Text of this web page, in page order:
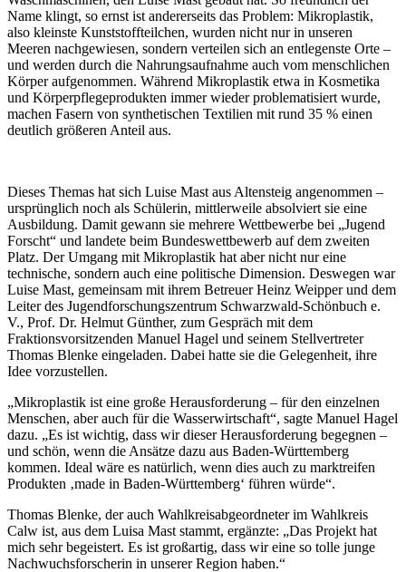
Name klingt, so ernst ist andererseits das Problem: Mikroplastik,
also kleinste Kunststoffteilchen, wurden nicht nur in unseren
Meeren nachgewiesen, sondern verteilen sich an entlegenste Orte –
und werden durch die Nahrungsaufnahme auch vom menschlichen
Körper aufgenommen. Während Mikroplastik etwa in Kosmetika
und Körperpflegeprodukten immer wieder problematisiert wurde,
machen Fasern von synthetischen Textilien mit rund 35 % einen
deutlich größeren Anteil aus.
Dieses Themas hat sich Luise Mast aus Altensteig angenommen –
ursprünglich noch als Schülerin, mittlerweile absolviert sie eine
Ausbildung. Damit gewann sie mehrere Wettbewerbe bei „Jugend
Forscht“ und landete beim Bundeswettbewerb auf dem zweiten
Platz. Der Umgang mit Mikroplastik hat aber nicht nur eine
technische, sondern auch eine politische Dimension. Deswegen war
Luise Mast, gemeinsam mit ihrem Betreuer Heinz Weipper und dem
Leiter des Jugendforschungszentrum Schwarzwald-Schönbuch e.
V., Prof. Dr. Helmut Günther, zum Gespräch mit dem
Fraktionsvorsitzenden Manuel Hagel und seinem Stellvertreter
Thomas Blenke eingeladen. Dabei hatte sie die Gelegenheit, ihre
Idee vorzustellen.
„Mikroplastik ist eine große Herausforderung – für den einzelnen
Menschen, aber auch für die Wasserwirtschaft“, sagte Manuel Hagel
dazu. „Es ist wichtig, dass wir dieser Herausforderung begegnen –
und schön, wenn die Ansätze dazu aus Baden-Württemberg
kommen. Ideal wäre es natürlich, wenn dies auch zu marktreifen
Produkten ‚made in Baden-Württemberg‘ führen würde“.
Thomas Blenke, der auch Wahlkreisabgeordneter im Wahlkreis
Calw ist, aus dem Luisa Mast stammt, ergänzte: „Das Projekt hat
mich sehr begeistert. Es ist großartig, dass wir eine so tolle junge
Nachwuchsforscherin in unserer Region haben.“